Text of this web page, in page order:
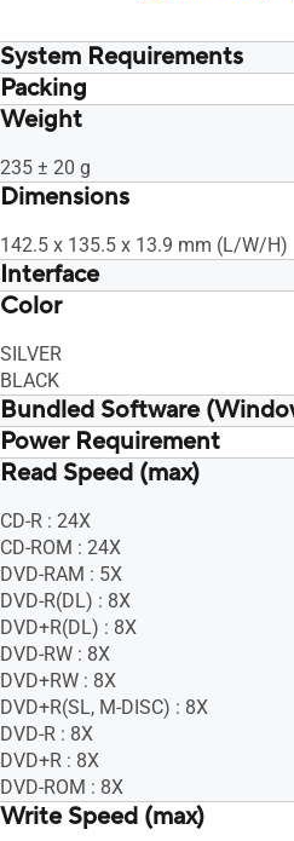
System Requirements
HDD: 10 GB or more
RAM: 512 MB or more is
CPU: Intel® Pentium® 4 2.0 GHz or
AMD Athlon™ 2100+ or higher
Packing
Retail Box
Weight
235 ± 20 g
Dimensions
142.5 x 135.5 x 13.9 mm (L/W/H)
Interface
USB 2.0 (Type-A)
Color
SILVER
BLACK
Bundled Software
E-Green
Nero BackItUp
CyberLink PowerBackup 2.6
CyberLink Power2Go 8
Power Requirement
USB Power +5V ± 5%
Read Speed (max)
CD-R : 24X
CD-ROM : 24X
DVD-RAM : 5X
DVD-R(DL) : 8X
DVD+R(DL) : 8X
DVD-RW : 8X
DVD+RW : 8X
DVD+R(SL, M-DISC) : 8X
DVD-R : 8X
DVD+R : 8X
DVD-ROM : 8X
Write Speed (max)